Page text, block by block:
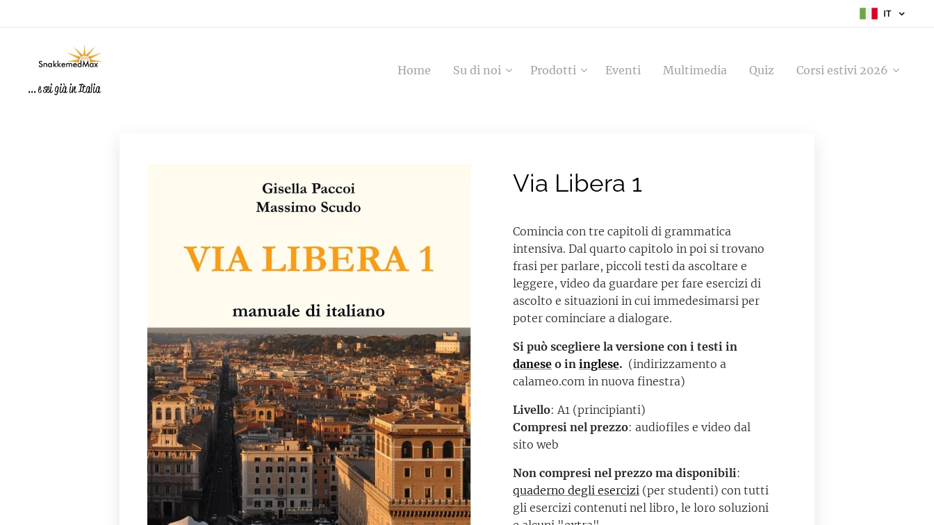
IT
... e sei già in Italia
Home Su di noi Prodotti Eventi Multimedia Quiz Corsi estivi 2026
Via Libera 1
Comincia con tre capitoli di grammatica
intensiva. Dal quarto capitolo in poi si trovano
frasi per parlare, piccoli testi da ascoltare e
leggere, video da guardare per fare esercizi di
ascolto e situazioni in cui immedesimarsi per
poter cominciare a dialogare.
Si può scegliere la versione con i testi in
danese o in inglese. (indirizzamento a
calameo.com in nuova finestra)
Livello: A1 (principianti)
Compresi nel prezzo: audiofiles e video dal
sito web
Non compresi nel prezzo ma disponibili:
quaderno degli esercizi (per studenti) con tutti
gli esercizi contenuti nel libro, le loro soluzioni